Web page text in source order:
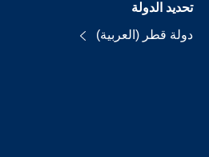
تحديد الدولة
دولة قطر (العربية)